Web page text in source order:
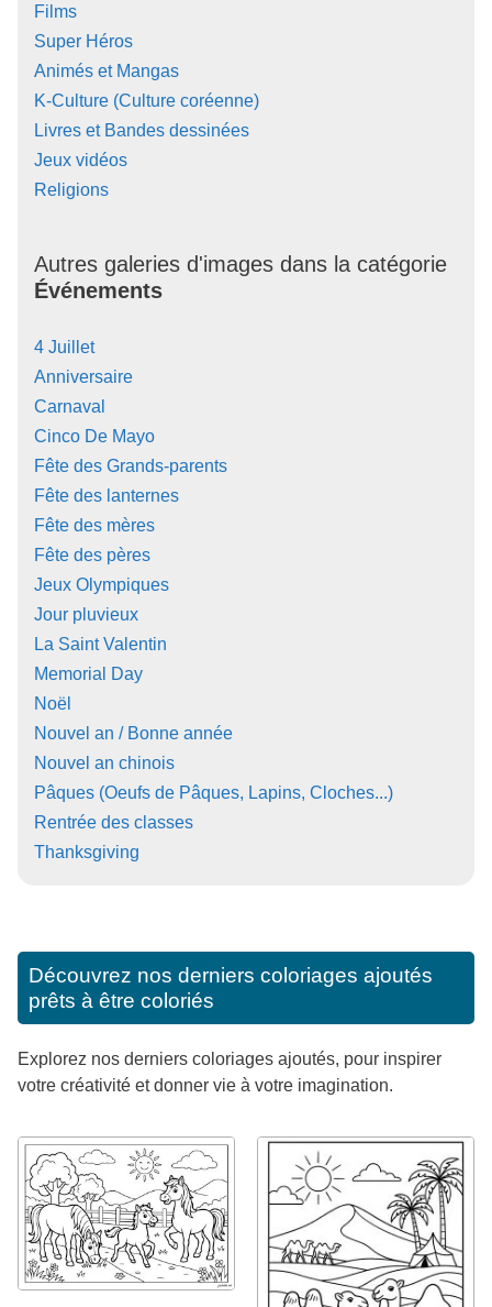
Films
Super Héros
Animés et Mangas
K-Culture (Culture coréenne)
Livres et Bandes dessinées
Jeux vidéos
Religions
Autres galeries d'images dans la catégorie
Événements
4 Juillet
Anniversaire
Carnaval
Cinco De Mayo
Fête des Grands-parents
Fête des lanternes
Fête des mères
Fête des pères
Jeux Olympiques
Jour pluvieux
La Saint Valentin
Memorial Day
Noël
Nouvel an / Bonne année
Nouvel an chinois
Pâques (Oeufs de Pâques, Lapins, Cloches...)
Rentrée des classes
Thanksgiving
Découvrez nos derniers coloriages ajoutés
prêts à être coloriés
Explorez nos derniers coloriages ajoutés, pour inspirer
votre créativité et donner vie à votre imagination.